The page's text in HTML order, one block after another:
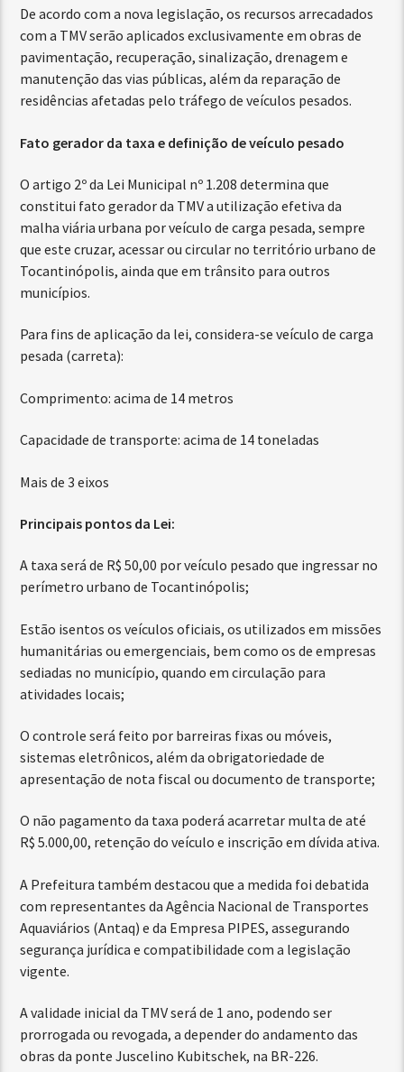
De acordo com a nova legislação, os recursos arrecadados
com a TMV serão aplicados exclusivamente em obras de
pavimentação, recuperação, sinalização, drenagem e
manutenção das vias públicas, além da reparação de
residências afetadas pelo tráfego de veículos pesados.
Fato gerador da taxa e definição de veículo pesado
O artigo 2º da Lei Municipal nº 1.208 determina que
constitui fato gerador da TMV a utilização efetiva da
malha viária urbana por veículo de carga pesada, sempre
que este cruzar, acessar ou circular no território urbano de
Tocantinópolis, ainda que em trânsito para outros
municípios.
Para fins de aplicação da lei, considera-se veículo de carga
pesada (carreta):
Comprimento: acima de 14 metros
Capacidade de transporte: acima de 14 toneladas
Mais de 3 eixos
Principais pontos da Lei:
A taxa será de R$ 50,00 por veículo pesado que ingressar no
perímetro urbano de Tocantinópolis;
Estão isentos os veículos oficiais, os utilizados em missões
humanitárias ou emergenciais, bem como os de empresas
sediadas no município, quando em circulação para
atividades locais;
O controle será feito por barreiras fixas ou móveis,
sistemas eletrônicos, além da obrigatoriedade de
apresentação de nota fiscal ou documento de transporte;
O não pagamento da taxa poderá acarretar multa de até
R$ 5.000,00, retenção do veículo e inscrição em dívida ativa.
A Prefeitura também destacou que a medida foi debatida
com representantes da Agência Nacional de Transportes
Aquaviários (Antaq) e da Empresa PIPES, assegurando
segurança jurídica e compatibilidade com a legislação
vigente.
A validade inicial da TMV será de 1 ano, podendo ser
prorrogada ou revogada, a depender do andamento das
obras da ponte Juscelino Kubitschek, na BR-226.